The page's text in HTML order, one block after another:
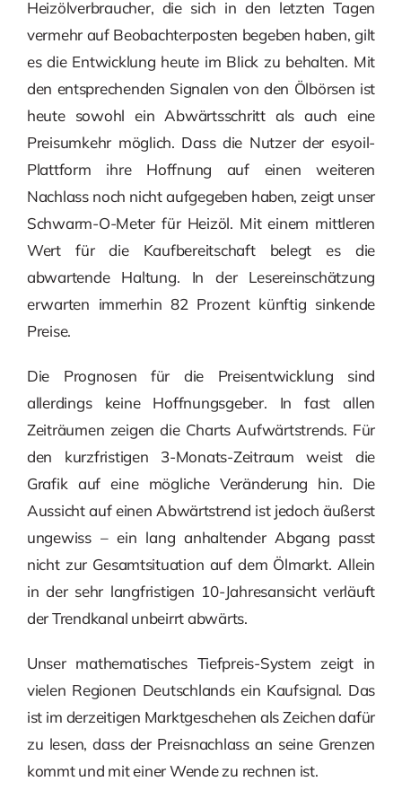
Heizölverbraucher, die sich in den letzten Tagen
vermehr auf Beobachterposten begeben haben, gilt
es die Entwicklung heute im Blick zu behalten. Mit
den entsprechenden Signalen von den Ölbörsen ist
heute sowohl ein Abwärtsschritt als auch eine
Preisumkehr möglich. Dass die Nutzer der esyoil-
Plattform ihre Hoffnung auf einen weiteren
Nachlass noch nicht aufgegeben haben, zeigt unser
Schwarm-O-Meter für Heizöl. Mit einem mittleren
Wert für die Kaufbereitschaft belegt es die
abwartende Haltung. In der Lesereinschätzung
erwarten immerhin 82 Prozent künftig sinkende
Preise.
Die Prognosen für die Preisentwicklung sind
allerdings keine Hoffnungsgeber. In fast allen
Zeiträumen zeigen die Charts Aufwärtstrends. Für
den kurzfristigen 3-Monats-Zeitraum weist die
Grafik auf eine mögliche Veränderung hin. Die
Aussicht auf einen Abwärtstrend ist jedoch äußerst
ungewiss – ein lang anhaltender Abgang passt
nicht zur Gesamtsituation auf dem Ölmarkt. Allein
in der sehr langfristigen 10-Jahresansicht verläuft
der Trendkanal unbeirrt abwärts.
Unser mathematisches Tiefpreis-System zeigt in
vielen Regionen Deutschlands ein Kaufsignal. Das
ist im derzeitigen Marktgeschehen als Zeichen dafür
zu lesen, dass der Preisnachlass an seine Grenzen
kommt und mit einer Wende zu rechnen ist.